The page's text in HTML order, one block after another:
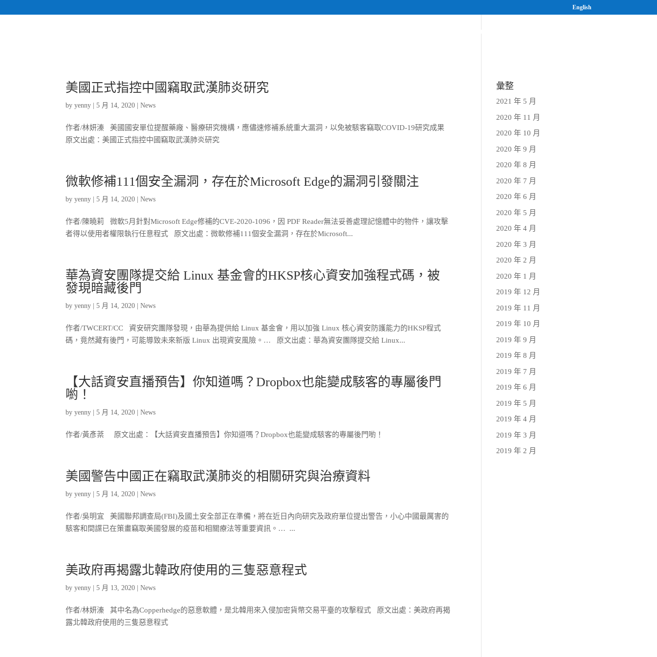
English
研究與人才培育
美國正式指控中國竊取武漢肺炎研究
byyenny |5 月 14, 2020 |News
作者/林妍溱 美國國安單位提醒藥廠、醫療研究機構，應儘速修補系統重大漏洞，以免被駭客竊取COVID-19研究成果
原文出處：美國正式指控中國竊取武漢肺炎研究
微軟修補111個安全漏洞，存在於Microsoft Edge的漏洞引發關注
byyenny |5 月 14, 2020 |News
作者/陳曉莉 微軟5月針對Microsoft Edge修補的CVE-2020-1096，因 PDF Reader無法妥善處理記憶體中的物件，讓攻擊
者得以使用者權限執行任意程式 原文出處：微軟修補111個安全漏洞，存在於Microsoft...
華為資安團隊提交給 Linux 基金會的HKSP核心資安加強程式碼，被
發現暗藏後門
byyenny |5 月 14, 2020 |News
作者/TWCERT/CC 資安研究團隊發現，由華為提供給 Linux 基金會，用以加強 Linux 核心資安防護能力的HKSP程式
碼，竟然藏有後門，可能導致未來新版 Linux 出現資安風險。… 原文出處：華為資安團隊提交給 Linux...
【大話資安直播預告】你知道嗎？Dropbox也能變成駭客的專屬後門
喲！
byyenny |5 月 14, 2020 |News
作者/黃彥棻 原文出處：【大話資安直播預告】你知道嗎？Dropbox也能變成駭客的專屬後門喲！
美國警告中國正在竊取武漢肺炎的相關研究與治療資料
byyenny |5 月 14, 2020 |News
作者/吳明宜 美國聯邦調查局(FBI)及國土安全部正在準備，將在近日內向研究及政府單位提出警告，小心中國最厲害的
駭客和間諜已在策畫竊取美國發展的疫苗和相關療法等重要資訊。… ...
美政府再揭露北韓政府使用的三隻惡意程式
byyenny |5 月 13, 2020 |News
作者/林妍溱 其中名為Copperhedge的惡意軟體，是北韓用來入侵加密貨幣交易平臺的攻擊程式 原文出處：美政府再揭
露北韓政府使用的三隻惡意程式
彙整
2021 年 5 月
2020 年 11 月
2020 年 10 月
2020 年 9 月
2020 年 8 月
2020 年 7 月
2020 年 6 月
2020 年 5 月
2020 年 4 月
2020 年 3 月
2020 年 2 月
2020 年 1 月
2019 年 12 月
2019 年 11 月
2019 年 10 月
2019 年 9 月
2019 年 8 月
2019 年 7 月
2019 年 6 月
2019 年 5 月
2019 年 4 月
2019 年 3 月
2019 年 2 月